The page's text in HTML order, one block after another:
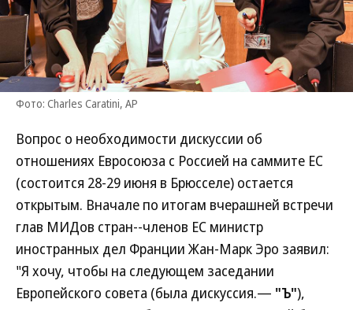
Фото: Charles Caratini, AP
Вопрос о необходимости дискуссии об
отношениях Евросоюза с Россией на саммите ЕС
(состоится 28-29 июня в Брюсселе) остается
открытым. Вначале по итогам вчерашней встречи
глав МИДов стран--членов ЕС министр
иностранных дел Франции Жан-Марк Эро заявил:
"Я хочу, чтобы на следующем заседании
Европейского совета (была дискуссия.— "Ъ"),